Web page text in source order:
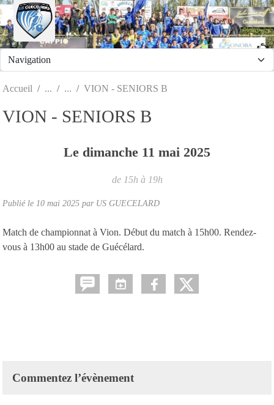
Accueil VION - SENIORS B
VION - SENIORS B
Le dimanche 11 mai 2025
de 15h à 19h
Publié le 10 mai 2025 par US GUECELARD
Match de championnat à Vion. Début du match à 15h00. Rendez-
vous à 13h00 au stade de Guécélard.
Commentez l’évènement
Panneau de gestion des cookies